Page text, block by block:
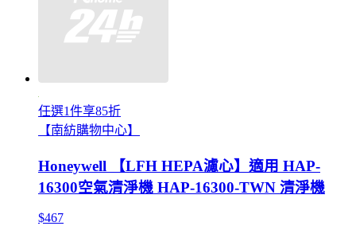
任選1件享85折
【南紡購物中心】
Honeywell 【LFH HEPA濾心】適用 HAP-
16300空氣清淨機 HAP-16300-TWN 清淨機
$467